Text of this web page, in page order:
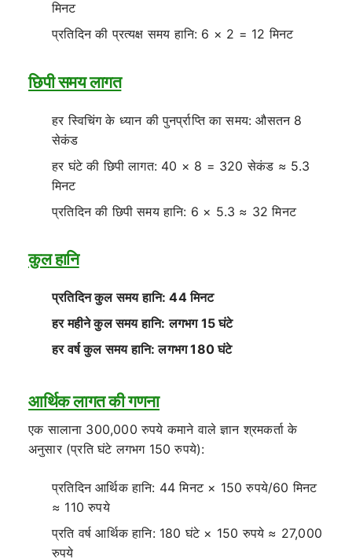
मिनट
प्रतिदिन की प्रत्यक्ष समय हानि: 6 × 2 = 12 मिनट
छिपी समय लागत
हर स्विचिंग के ध्यान की पुनर्प्राप्ति का समय: औसतन 8
सेकंड
हर घंटे की छिपी लागत: 40 × 8 = 320 सेकंड ≈ 5.3
मिनट
प्रतिदिन की छिपी समय हानि: 6 × 5.3 ≈ 32 मिनट
कुल हानि
प्रतिदिन कुल समय हानि: 44 मिनट
हर महीने कुल समय हानि: लगभग 15 घंटे
हर वर्ष कुल समय हानि: लगभग 180 घंटे
आर्थिक लागत की गणना
एक सालाना 300,000 रुपये कमाने वाले ज्ञान श्रमकर्ता के
अनुसार (प्रति घंटे लगभग 150 रुपये):
प्रतिदिन आर्थिक हानि: 44 मिनट × 150 रुपये/60 मिनट
≈ 110 रुपये
प्रति वर्ष आर्थिक हानि: 180 घंटे × 150 रुपये ≈ 27,000
रुपये